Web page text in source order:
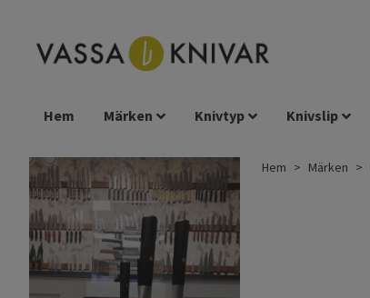
Hem Märken Knivtyp Knivslip
Hem Märken